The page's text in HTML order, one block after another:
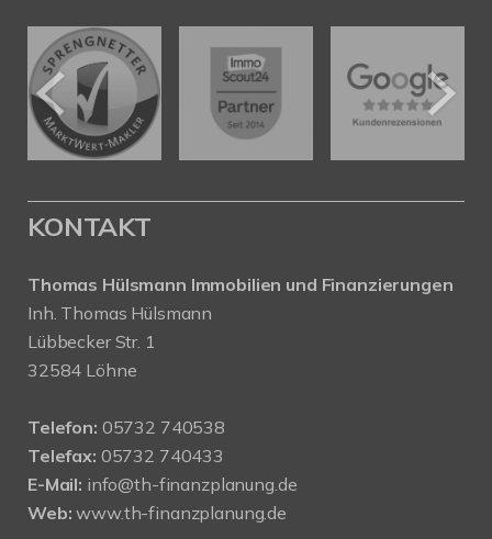
KONTAKT
Thomas Hülsmann Immobilien und Finanzierungen
Inh. Thomas Hülsmann
Lübbecker Str. 1
32584 Löhne
Telefon: 05732 740538
Telefax: 05732 740433
E-Mail: info@th-finanzplanung.de
Web: www.th-finanzplanung.de